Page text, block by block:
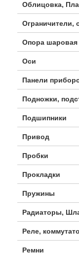
Облицовка,
Ограничители,
Опора шаровая
Оси
Панели
Подножки,
Подшипники
Привод
Пробки
Прокладки
Пружины
Радиаторы,
Реле,
Ремни